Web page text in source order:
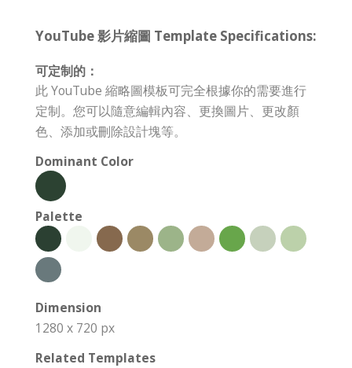
YouTube 影片縮圖 Template Specifications:
可定制的：
此 YouTube 縮略圖模板可完全根據你的需要進行
定制。您可以隨意編輯內容、更換圖片、更改顏
色、添加或刪除設計塊等。
Dominant Color
Palette
Dimension
1280 x 720 px
Related Templates